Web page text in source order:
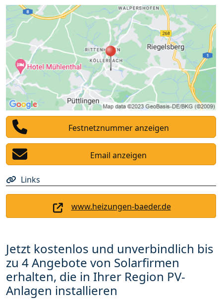
Festnetznummer anzeigen
Email anzeigen
Links
www.heizungen-baeder.de
Jetzt kostenlos und unverbindlich bis
zu 4 Angebote von Solarfirmen
erhalten, die in Ihrer Region PV-
Anlagen installieren